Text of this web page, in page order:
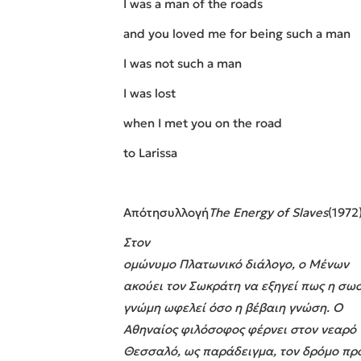
I was a man of the roads
and you loved me for being such a man
I was not such a man
I was lost
when I met you on the road
to Larissa
ΑπότησυλλογήThe Energy of Slaves(1972)
Στον
ομώνυμο Πλατωνικό διάλογο, ο Μένων
ακούει τον Σωκράτη να εξηγεί πως η
γνώμη ωφελεί όσο η βέβαιη γνώση. Ο
Αθηναίος φιλόσοφος φέρνει στον νεαρό
Θεσσαλό, ως παράδειγμα, τον δρόμο